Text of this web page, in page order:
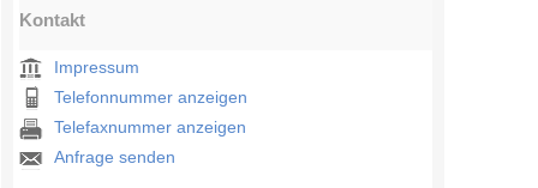
Kontakt
Impressum
Telefonnummer anzeigen
Telefaxnummer anzeigen
Anfrage senden